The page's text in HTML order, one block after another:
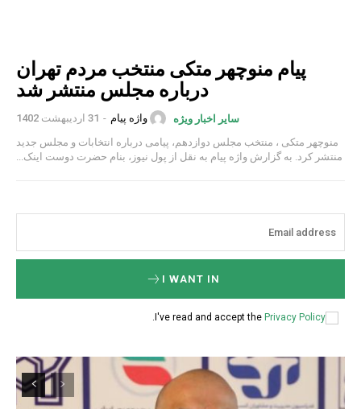
پیام منوچهر متکی منتخب مردم تهران
درباره مجلس منتشر شد
سایر اخبار ویژه واژه پیام - 31 اردیبهشت 1402
منوچهر متکی ، منتخب مجلس دوازدهم، پیامی درباره انتخابات و مجلس جدید
منتشر کرد. به گزارش واژه پیام به نقل از پول نیوز، بنام حضرت دوست اینک...
I WANT IN
I've read and accept the Privacy Policy
.